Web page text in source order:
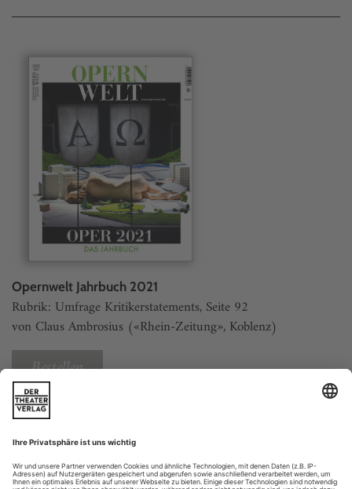
Opernwelt Jahrbuch 2021
Rubrik: Umfrage Kritikerstatements, Seite 92
von Claus Ambrosius («Rhein-Zeitung», Koblenz)
Bestellen
Weitere Beiträge
Neue Wege